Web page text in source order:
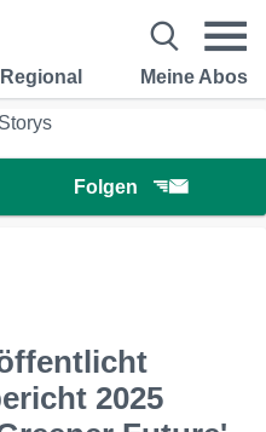
Regional Meine Abos
Folgen
2025